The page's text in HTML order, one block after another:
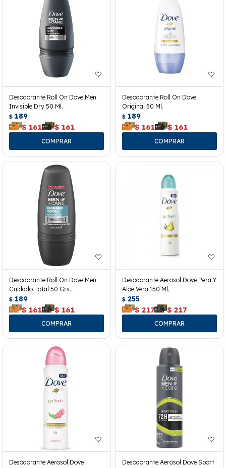
Desodorante Roll On Dove Men
Invisible Dry 50 Ml.
$ 189
$ 161 $ 161
Desodorante Roll On Dove
Original 50 Ml.
$ 189
$ 161 $ 161
Desodorante Roll On Dove Men
Cuidado Total 50 Grs.
$ 189
$ 161 $ 161
Desodorante Aerosol Dove Pera Y
Aloe Vera 150 Ml.
$ 255
$ 217 $ 217
Desodorante Aerosol Dove
Desodorante Aerosol Dove Sport